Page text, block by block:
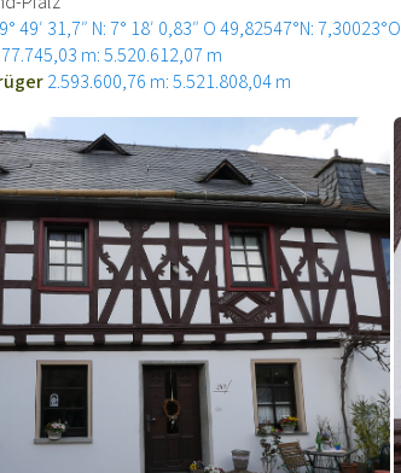
49′ 31,7″ N: 7° 18′ 0,83″ O49,82547°N: 7,30023°O
m: 5.520.612,07 m
2.593.600,76 m: 5.521.808,04 m